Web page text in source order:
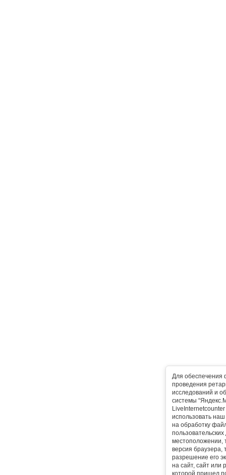
Для обеспечения
проведения
исследований и
системы
использовать
на обработку
местоположении,
версия браузера,
разрешение его
на сайт, сайт или
которой пришел